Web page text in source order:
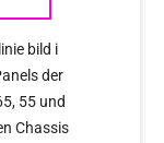
bild i
der
55 und
Chassis